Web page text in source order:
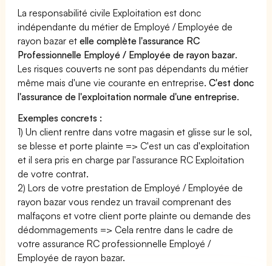
La responsabilité civile Exploitation est donc
indépendante du métier de Employé / Employée de
rayon bazar etelle complète l'assurance RC
Professionnelle Employé / Employée de rayon bazar.
Les risques couverts ne sont pas dépendants du métier
même mais d'une vie courante en entreprise.C'est donc
l'assurance de l'exploitation normale d'une entreprise.
Exemples concrets :
1) Un client rentre dans votre magasin et glisse sur le sol,
se blesse et porte plainte => C'est un cas d'exploitation
et il sera pris en charge par l'assurance RC Exploitation
de votre contrat.
2) Lors de votre prestation de Employé / Employée de
rayon bazar vous rendez un travail comprenant des
malfaçons et votre client porte plainte ou demande des
dédommagements => Cela rentre dans le cadre de
votre assurance RC professionnelle Employé /
Employée de rayon bazar.